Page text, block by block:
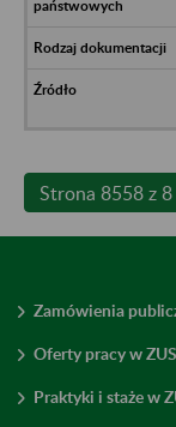
Strona 8558 z
Zamówienia
Oferty pracy w ZUS
Praktyki i staże w